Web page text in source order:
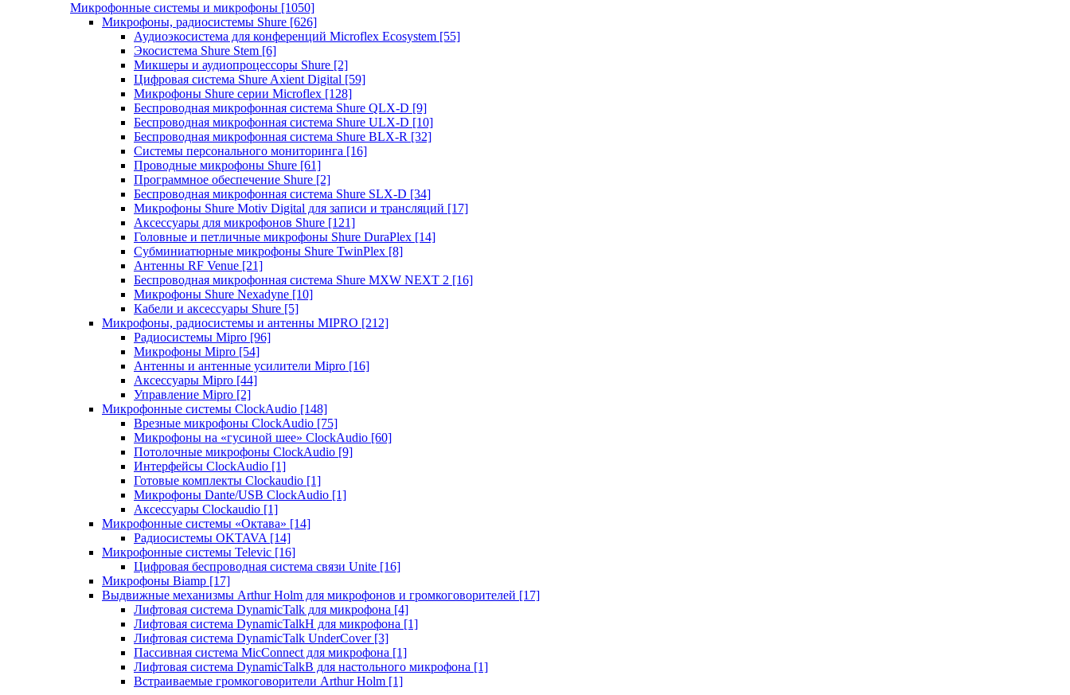
Микрофонные системы и микрофоны [1050]
Микрофоны, радиосистемы Shure [626]
Аудиоэкосистема для конференций Microflex Ecosystem [55]
Экосистема Shure Stem [6]
Микшеры и аудиопроцессоры Shure [2]
Цифровая система Shure Axient Digital [59]
Микрофоны Shure серии Microflex [128]
Беспроводная микрофонная система Shure QLX-D [9]
Беспроводная микрофонная система Shure ULX-D [10]
Беспроводная микрофонная система Shure BLX-R [32]
Системы персонального мониторинга [16]
Проводные микрофоны Shure [61]
Программное обеспечение Shure [2]
Беспроводная микрофонная система Shure SLX-D [34]
Микрофоны Shure Motiv Digital для записи и трансляций [17]
Аксессуары для микрофонов Shure [121]
Головные и петличные микрофоны Shure DuraPlex [14]
Субминиатюрные микрофоны Shure TwinPlex [8]
Антенны RF Venue [21]
Беспроводная микрофонная система Shure MXW NEXT 2 [16]
Микрофоны Shure Nexadyne [10]
Кабели и аксессуары Shure [5]
Микрофоны, радиосистемы и антенны MIPRO [212]
Радиосистемы Mipro [96]
Микрофоны Mipro [54]
Антенны и антенные усилители Mipro [16]
Аксессуары Mipro [44]
Управление Mipro [2]
Микрофонные системы ClockAudio [148]
Врезные микрофоны ClockAudio [75]
Микрофоны на «гусиной шее» ClockAudio [60]
Потолочные микрофоны ClockAudio [9]
Интерфейсы ClockAudio [1]
Готовые комплекты Clockaudio [1]
Микрофоны Dante/USB ClockAudio [1]
Аксессуары Clockaudio [1]
Микрофонные системы «Октава» [14]
Радиосистемы OKTAVA [14]
Микрофонные системы Televic [16]
Цифровая беспроводная система связи Unite [16]
Микрофоны Biamp [17]
Выдвижные механизмы Arthur Holm для микрофонов и громкоговорителей [17]
Лифтовая система DynamicTalk для микрофона [4]
Лифтовая система DynamicTalkH для микрофона [1]
Лифтовая система DynamicTalk UnderCover [3]
Пассивная система MicConnect для микрофона [1]
Лифтовая система DynamicTalkB для настольного микрофона [1]
Встраиваемые громкоговорители Arthur Holm [1]